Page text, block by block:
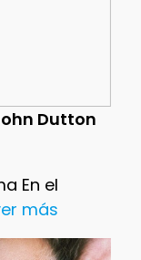
Dutton
En el
más